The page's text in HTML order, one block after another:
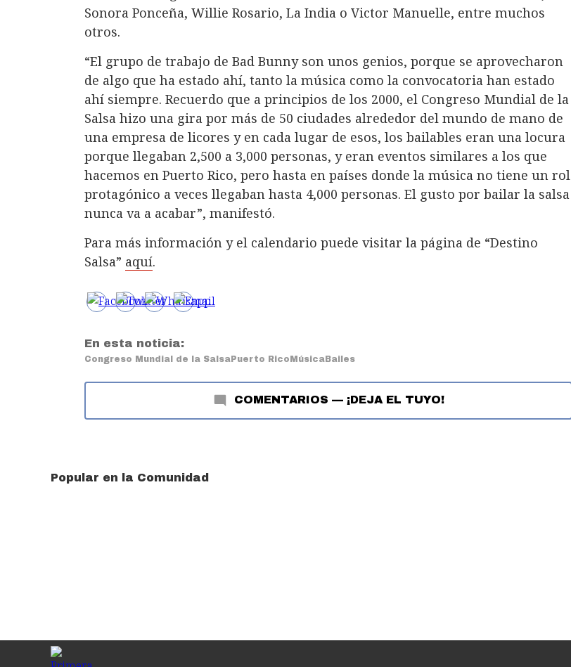
Sonora Ponceña, Willie Rosario, La India o Victor Manuelle, entre muchos
otros.
“El grupo de trabajo de Bad Bunny son unos genios, porque se aprovecharon
de algo que ha estado ahí, tanto la música como la convocatoria han estado
ahí siempre. Recuerdo que a principios de los 2000, el Congreso Mundial de la
Salsa hizo una gira por más de 50 ciudades alrededor del mundo de mano de
una empresa de licores y en cada lugar de esos, los bailables eran una locura
porque llegaban 2,500 a 3,000 personas, y eran eventos similares a los que
hacemos en Puerto Rico, pero hasta en países donde la música no tiene un rol
protagónico a veces llegaban hasta 4,000 personas. El gusto por bailar la salsa
nunca va a acabar”, manifestó.
Para más información y el calendario puede visitar la página de “Destino
Salsa” aquí.
En esta noticia:
Congreso Mundial de la SalsaPuerto RicoMúsicaBailes
COMENTARIOS — ¡DEJA EL TUYO!
Popular en la Comunidad